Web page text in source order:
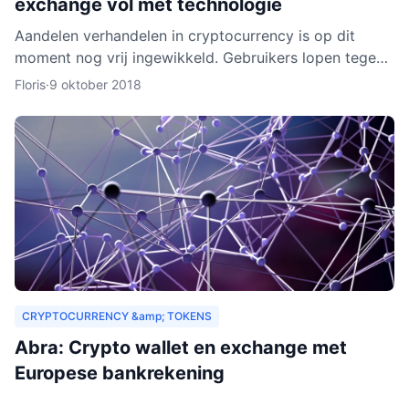
exchange vol met technologie
Aandelen verhandelen in cryptocurrency is op dit
moment nog vrij ingewikkeld. Gebruikers lopen tegen
drempels aan. Er gelden bijvoorbeeld strenge regels,
Floris·9 oktober 2018
CRYPTOCURRENCY &amp; TOKENS
Abra: Crypto wallet en exchange met
Europese bankrekening